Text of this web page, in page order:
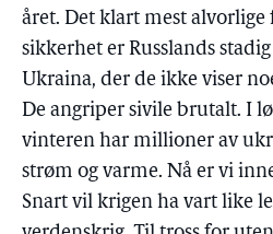
året. Det klart mest
sikkerhet er Russlands
Ukraina, der de ikke viser
De angriper sivile brutalt. I
vinteren har millioner av
strøm og varme. Nå er vi
Snart vil krigen ha vart like